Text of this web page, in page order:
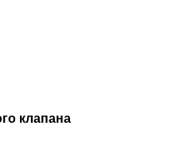
клапана